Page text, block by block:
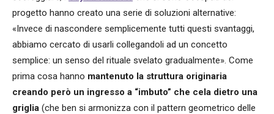
progetto hanno creato una serie di soluzioni alternative:
«Invece di nascondere semplicemente tutti questi svantaggi,
abbiamo cercato di usarli collegandoli ad un concetto
semplice: un senso del rituale svelato gradualmente». Come
prima cosa hanno mantenuto la struttura originaria
creando però un ingresso a “imbuto” che cela dietro una
griglia (che ben si armonizza con il pattern geometrico delle